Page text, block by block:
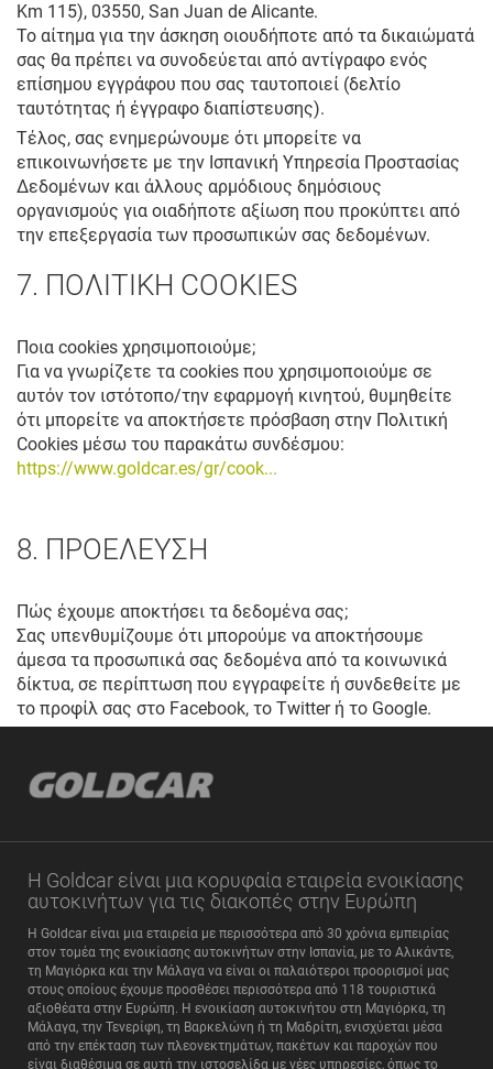
Km 115), 03550, San Juan de Alicante.
Το αίτημα για την άσκηση οιουδήποτε από τα δικαιώματά
σας θα πρέπει να συνοδεύεται από αντίγραφο ενός
επίσημου εγγράφου που σας ταυτοποιεί (δελτίο
ταυτότητας ή έγγραφο διαπίστευσης).
Τέλος, σας ενημερώνουμε ότι μπορείτε να
επικοινωνήσετε με την Ισπανική Υπηρεσία Προστασίας
Δεδομένων και άλλους αρμόδιους δημόσιους
οργανισμούς για οιαδήποτε αξίωση που προκύπτει από
την επεξεργασία των προσωπικών σας δεδομένων.
7. ΠΟΛΙΤΙΚΗ COOKIES
Ποια cookies χρησιμοποιούμε;
Για να γνωρίζετε τα cookies που χρησιμοποιούμε σε
αυτόν τον ιστότοπο/την εφαρμογή κινητού, θυμηθείτε
ότι μπορείτε να αποκτήσετε πρόσβαση στην Πολιτική
Cookies μέσω του παρακάτω συνδέσμου:
https://www.goldcar.es/gr/cook...
8. ΠΡΟΕΛΕΥΣΗ
Πώς έχουμε αποκτήσει τα δεδομένα σας;
Σας υπενθυμίζουμε ότι μπορούμε να αποκτήσουμε
άμεσα τα προσωπικά σας δεδομένα από τα κοινωνικά
δίκτυα, σε περίπτωση που εγγραφείτε ή συνδεθείτε με
το προφίλ σας στο Facebook, το Twitter ή το Google.
Η Goldcar είναι μια κορυφαία εταιρεία ενοικίασης
αυτοκινήτων για τις διακοπές στην Ευρώπη
Η Goldcar είναι μια εταιρεία με περισσότερα από 30 χρόνια εμπειρίας
στον τομέα της ενοικίασης αυτοκινήτων στην Ισπανία, με το Αλικάντε,
τη Μαγιόρκα και την Μάλαγα να είναι οι παλαιότεροι προορισμοί μας
στους οποίους έχουμε προσθέσει περισσότερα από 118 τουριστικά
αξιοθέατα στην Ευρώπη. Η ενοικίαση αυτοκινήτου στη Μαγιόρκα, τη
Μάλαγα, την Τενερίφη, τη Βαρκελώνη ή τη Μαδρίτη, ενισχύεται μέσα
από την επέκταση των πλεονεκτημάτων, πακέτων και παροχών που
είναι διαθέσιμα σε αυτή την ιστοσελίδα με νέες υπηρεσίες, όπως το